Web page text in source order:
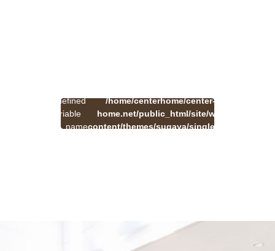
Undefined
variable
$cat_name
/home/centerhome/center-
home.net/public_html/site/wp-
content/themes/sugaya/single.php